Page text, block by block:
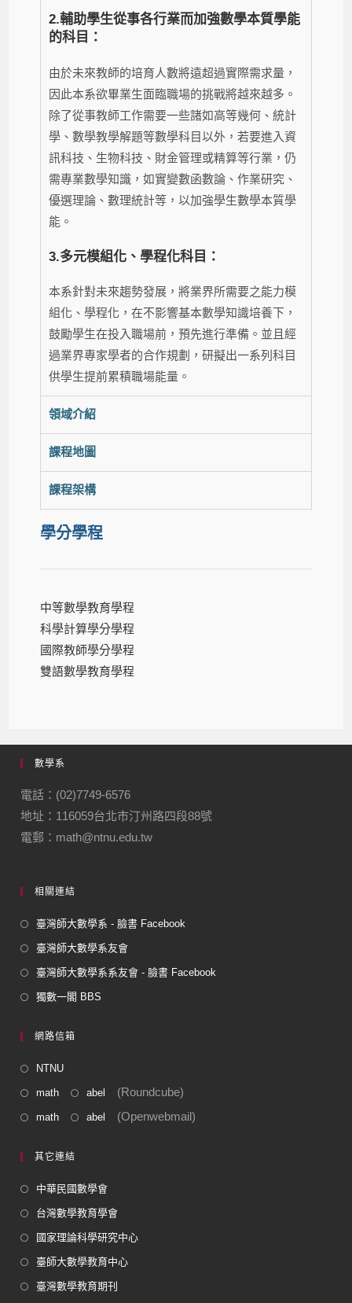
2.輔助學生從事各行業而加強數學本質學能
的科目：
由於未來教師的培育人數將遠超過實際需求量，
因此本系欲畢業生面臨職場的挑戰將越來越多。
除了從事教師工作需要一些諸如高等幾何、統計
學、數學教學解題等數學科目以外，若要進入資
訊科技、生物科技、財金管理或精算等行業，仍
需專業數學知識，如實變數函數論、作業研究、
優選理論、數理統計等，以加強學生數學本質學
能。
3.多元模組化、學程化科目：
本系針對未來趨勢發展，將業界所需要之能力模
組化、學程化，在不影響基本數學知識培養下，
鼓勵學生在投入職場前，預先進行準備。並且經
過業界專家學者的合作規劃，研擬出一系列科目
供學生提前累積職場能量。
領域介紹
課程地圖
課程架構
學分學程
中等數學教育學程
科學計算學分學程
國際教師學分學程
雙語數學教育學程
數學系
電話：(02)7749-6576
地址：116059台北市汀州路四段88號
電郵：math@ntnu.edu.tw
相關連結
臺灣師大數學系 - 臉書 Facebook
臺灣師大數學系友會
臺灣師大數學系系友會 - 臉書 Facebook
獨數一閣 BBS
網路信箱
NTNU
math abel (Roundcube)
math abel (Openwebmail)
其它連結
中華民國數學會
台灣數學教育學會
國家理論科學研究中心
臺師大數學教育中心
臺灣數學教育期刊